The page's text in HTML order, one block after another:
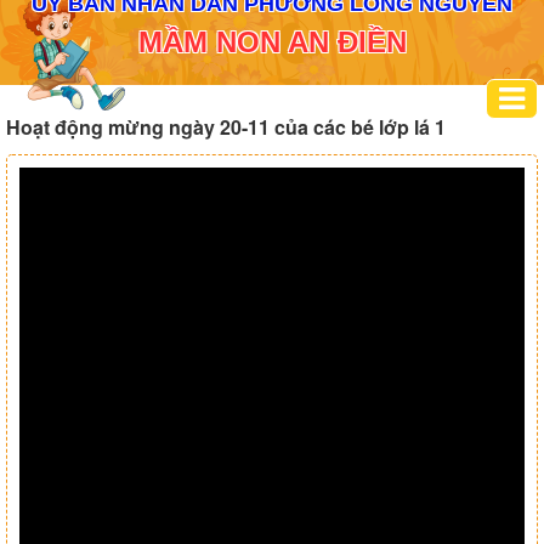
MẦM NON AN ĐIỀN
Hoạt động mừng ngày 20-11 của các bé lớp lá 1